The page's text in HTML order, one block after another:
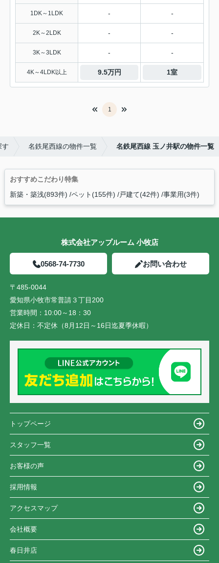
1DK～1LDK - -
2K～2LDK - -
3K～3LDK - -
4K～4LDK以上 9.5万円 1室
1
す 名鉄尾西線の物件一覧 名鉄尾西線 玉ノ井駅の物件一覧
おすすめこだわり特集
新築・築浅(893件) ペット(155件) 戸建て(42件) 事業用(3件)
株式会社アップルーム 小牧店
0568-74-7730 お問い合わせ
〒485-0044
愛知県小牧市常普請３丁目200
営業時間： 10:00～18：30
定休日： 不定休（8月12日～16日迄夏季休暇）
トップページ
スタッフ一覧
お客様の声
採用情報
アクセスマップ
会社概要
春日井店